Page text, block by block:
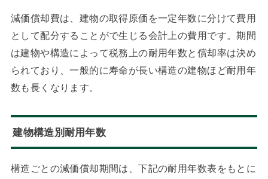
減価償却費は、建物の取得原価を一定年数に分けて費用
として配分することがで生じる会計上の費用です。期間
は建物や構造によって税務上の耐用年数と償却率は決め
られており、一般的に寿命が長い構造の建物ほど耐用年
数も長くなります。
建物構造別耐用年数
構造ごとの減価償却期間は、下記の耐用年数表をもとに